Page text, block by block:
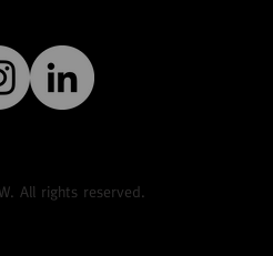
All rights reserved.